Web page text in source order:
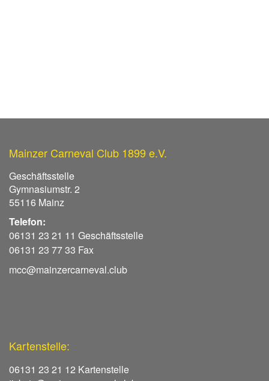
Mainzer Carneval Club 1899 e.V.
Geschäftsstelle
Gymnasiumstr. 2
55116 Mainz
Telefon:
06131 23 21 11 Geschäftsstelle
06131 23 77 33 Fax
mcc@mainzercarneval.club
Kartenstelle:
06131 23 21 12 Kartenstelle